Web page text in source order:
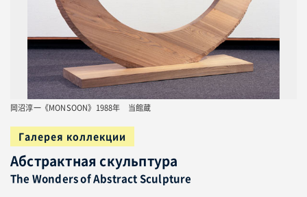
岡沼淳一《MONSOON》1988年 当館蔵
Галерея коллекции
Абстрактная скульптура
The Wonders of Abstract Sculpture